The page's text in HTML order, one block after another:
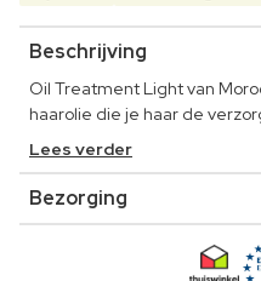
Beschrijving
Oil Treatment Light van
haarolie die je haar de
Lees verder
Bezorging